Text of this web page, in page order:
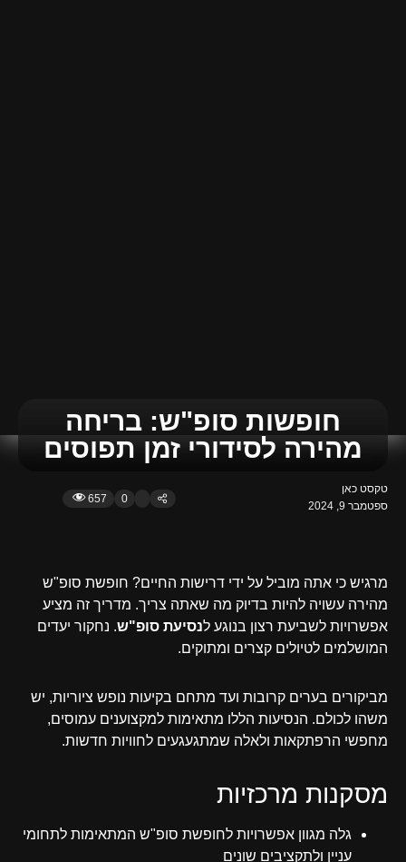
חופשות סופ"ש: בריחה
מהירה לסידורי זמן תפוסים
טקסט כאן
ספטמבר 9, 2024
0
657
מרגיש כי אתה מוביל על ידי דרישות החיים? חופשת סופ"ש
מהירה עשויה להיות בדיוק מה שאתה צריך. מדריך זה מציע
אפשרויות לשביעת רצון בנוגע לנסיעת סופ"ש. נחקור יעדים
המושלמים לטיולים קצרים ומתוקים.
מביקורים בערים קרובות ועד מתחם בקיעות נופש ציוריות, יש
משהו לכולם. הנסיעות הללו מתאימות למקצוענים עמוסים,
מחפשי הרפתקאות ולאלה שמתגעגעים לחוויות חדשות.
מסקנות מרכזיות
גלה מגוון אפשרויות לחופשת סופ"ש המתאימות לתחומי
עניין ולתקציבים שונים